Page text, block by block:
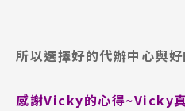
所以選擇好的代辦中心與
感謝Vicky的心得~Vicky